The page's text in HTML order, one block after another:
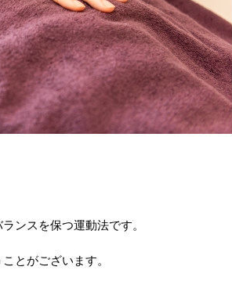
ンスを保つ運動法です。
とがございます。